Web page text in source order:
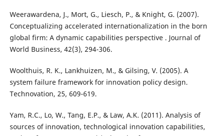
Weerawardena, J., Mort, G., Liesch, P., & Knight, G. (2007).
Conceptualizing accelerated internationalization in the born
global firm: A dynamic capabilities perspective . Journal of
World Business, 42(3), 294-306.
Woolthuis, R. K., Lankhuizen, M., & Gilsing, V. (2005). A
system failure framework for innovation policy design.
Technovation, 25, 609-619.
Yam, R.C., Lo, W., Tang, E.P., & Law, A.K. (2011). Analysis of
sources of innovation, technological innovation capabilities,